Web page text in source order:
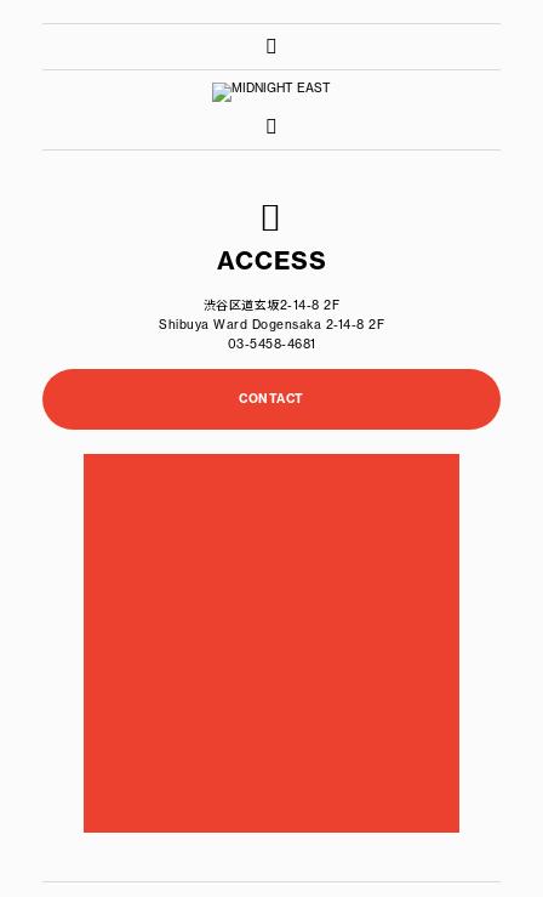
ACCESS
渋谷区道玄坂2-14-8 2F
Shibuya Ward Dogensaka 2-14-8 2F
03-5458-4681
CONTACT